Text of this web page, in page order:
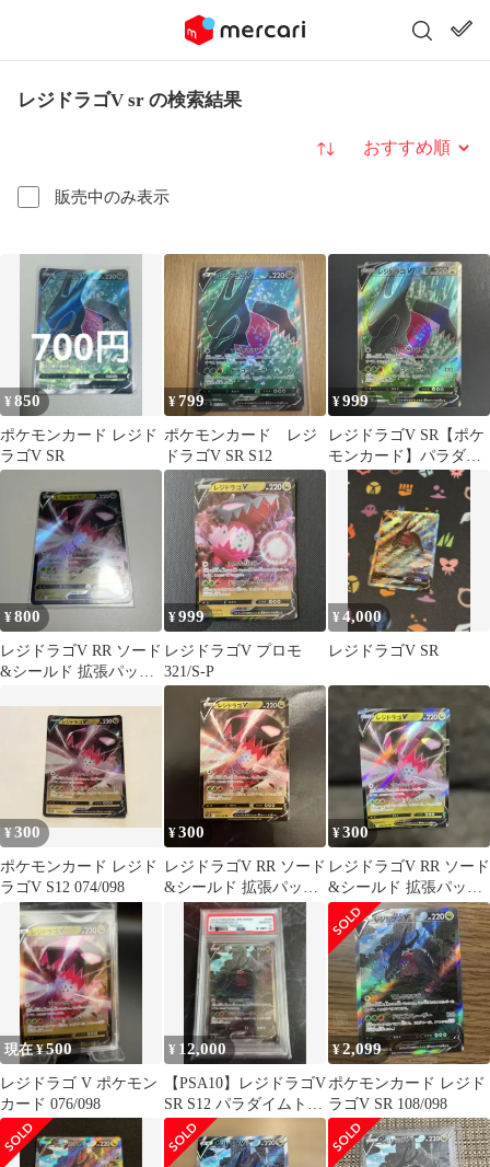
レジドラゴV sr の検索結果
販売中のみ表示
並び替え
¥850
ポケモンカード レジド
ラゴV SR
¥799
ポケモンカード レジ
ドラゴV SR S12
¥999
レジドラゴV SR【ポケ
モンカード】パラダイ
ムトリガー
¥800
レジドラゴV RR ソード
&シールド 拡張パック
¥999
レジドラゴV プロモ
321/S-P
¥4,000
レジドラゴV SR
¥300
ポケモンカード レジド
ラゴV S12 074/098
¥300
レジドラゴV RR ソード
&シールド 拡張パック
パラダイムトリガー キ
ラ 0…
¥300
レジドラゴV RR ソード
&シールド 拡張パック
パラダイムトリガー キ
ラ 0…
現在 ¥500
レジドラゴ V ポケモン
カード 076/098
¥ 12,000
【PSA10】レジドラゴV
SR S12 パラダイムトリ
ガー 108/098
¥2,099
ポケモンカード レジド
ラゴV SR 108/098